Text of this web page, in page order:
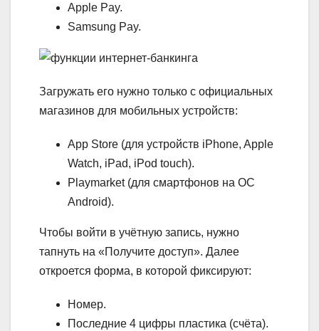
Apple Pay.
Samsung Pay.
Загружать его нужно только с официальных
магазинов для мобильных устройств:
App Store (для устройств iPhone, Apple
Watch, iPad, iPod touch).
Playmarket (для смартфонов на ОС
Android).
Чтобы войти в учётную запись, нужно
тапнуть на «Получите доступ». Далее
откроется форма, в которой фиксируют:
Номер.
Последние 4 цифры пластика (счёта).